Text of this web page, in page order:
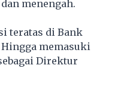
menengah.
teratas di Bank
memasuki
Direktur